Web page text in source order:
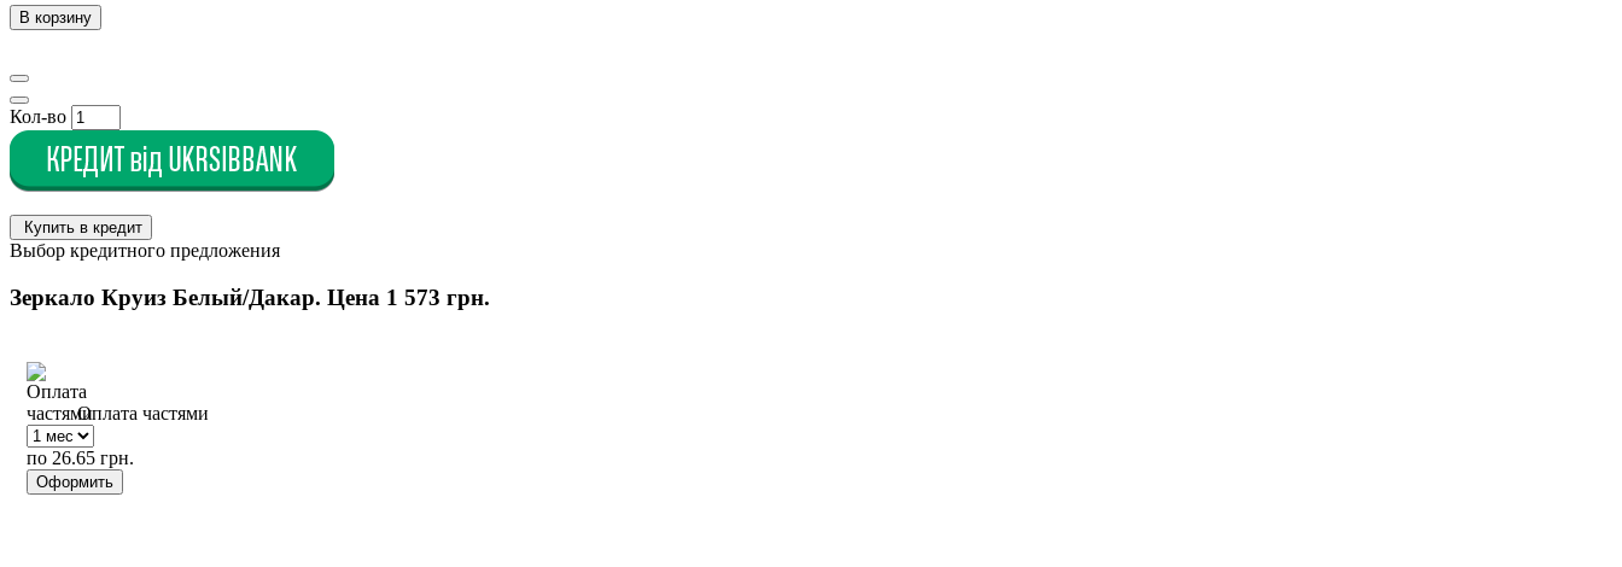
В корзину
Кол-во
Купить в кредит
Выбор кредитного предложения
Зеркало Круиз Белый/Дакар. Цена 1 573 грн.
Оплата частями
по 26.65 грн.
Оформить